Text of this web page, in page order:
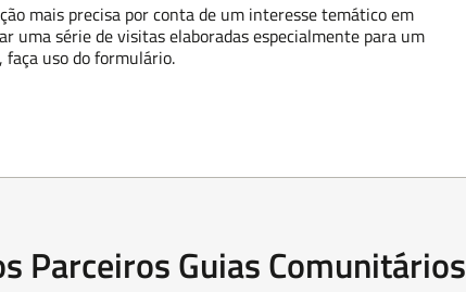
mais precisa por conta de um interesse temático em
uma série de visitas elaboradas especialmente para um
faça uso do formulário.
Parceiros Guias Comunitários